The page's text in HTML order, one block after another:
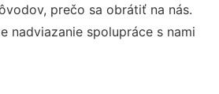
prečo sa obrátiť na nás.
nadviazanie spolupráce s nami